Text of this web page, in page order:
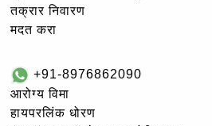
तक्रार निवारण
मदत करा
+91-8976862090
आरोग्य विमा
हायपरलिंक धोरण